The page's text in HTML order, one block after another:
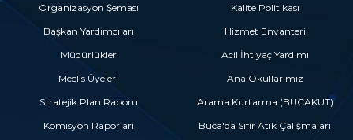
Organizasyon Şeması
Başkan Yardımcıları
Müdürlükler
Meclis Üyeleri
Stratejik Plan Raporu
Komisyon Raporları
Kalite Politikası
Hizmet Envanteri
Acil İhtiyaç Yardımı
Ana Okullarımız
Arama Kurtarma (BUCAKUT)
Buca'da Sıfır Atık Çalışmaları